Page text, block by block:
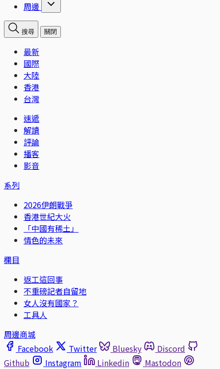
周邊
搜尋 關閉
最新
國際
大陸
香港
台灣
速遞
解讀
評論
播客
影音
系列
2026伊朗戰爭
香港世紀大火
「中國有稀土」
情色的未來
欄目
返工這回事
不重磅記者自留地
女人沒有國家？
工具人
周邊商城
Facebook
Twitter Bluesky
Discord
Github
Instagram Linkedin
Mastodon